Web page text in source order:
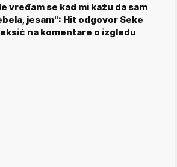
vređam se kad mi kažu da sam
jesam": Hit odgovor Seke
na komentare o izgledu